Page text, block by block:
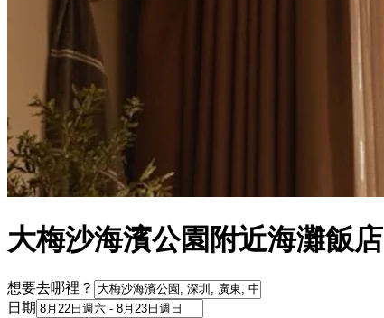
大梅沙海濱公園附近海灘飯店
想要去哪裡？
日期